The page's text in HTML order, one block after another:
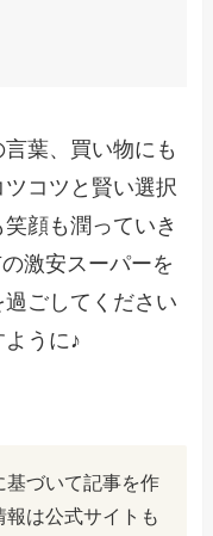
葉、買い物にも
コツと賢い選択
顔も潤っていき
激安スーパーを
過ごしてください
うに♪
づいて記事を作
は公式サイトも